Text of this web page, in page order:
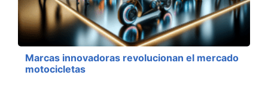
Marcas innovadoras revolucionan el mercado
motocicletas